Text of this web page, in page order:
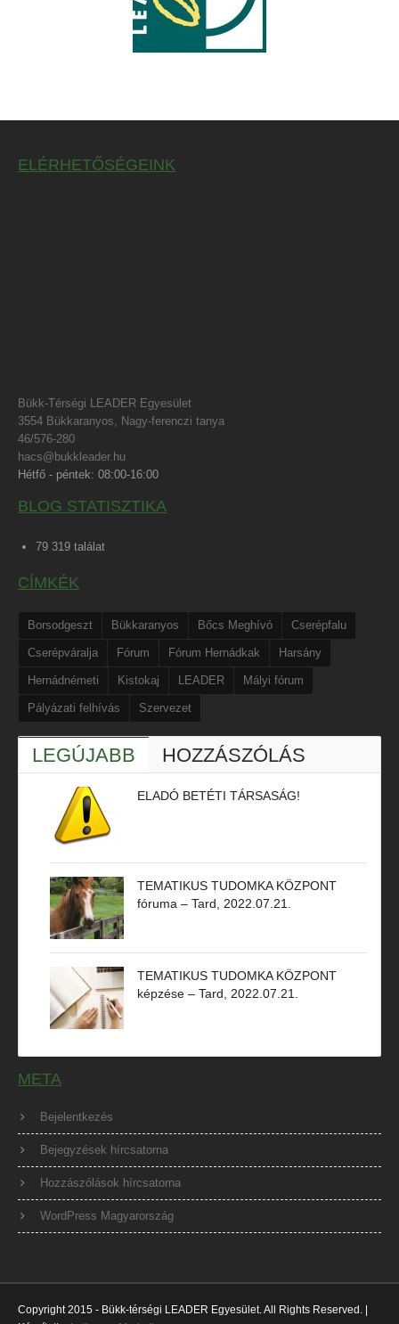
ELÉRHETŐSÉGEINK
Bükk-Térségi LEADER Egyesület
3554 Bükkaranyos, Nagy-ferenczi tanya
46/576-280
hacs@bukkleader.hu
Hétfő - péntek: 08:00-16:00
BLOG STATISZTIKA
79 319 találat
CÍMKÉK
Borsodgeszt Bükkaranyos Bőcs Meghívó Cserépfalu
Cserépváralja Fórum Fórum Hernádkak Harsány
Hernádnémeti Kistokaj LEADER Mályi fórum
Pályázati felhívás Szervezet
LEGÚJABB HOZZÁSZÓLÁS
ELADÓ BETÉTI TÁRSASÁG!
TEMATIKUS TUDOMKA KÖZPONT
fóruma – Tard, 2022.07.21.
TEMATIKUS TUDOMKA KÖZPONT
képzése – Tard, 2022.07.21.
META
Bejelentkezés
Bejegyzések hírcsatorna
Hozzászólások hírcsatorna
WordPress Magyarország
Copyright 2015 - Bükk-térségi LEADER Egyesület. All Rights Reserved. |